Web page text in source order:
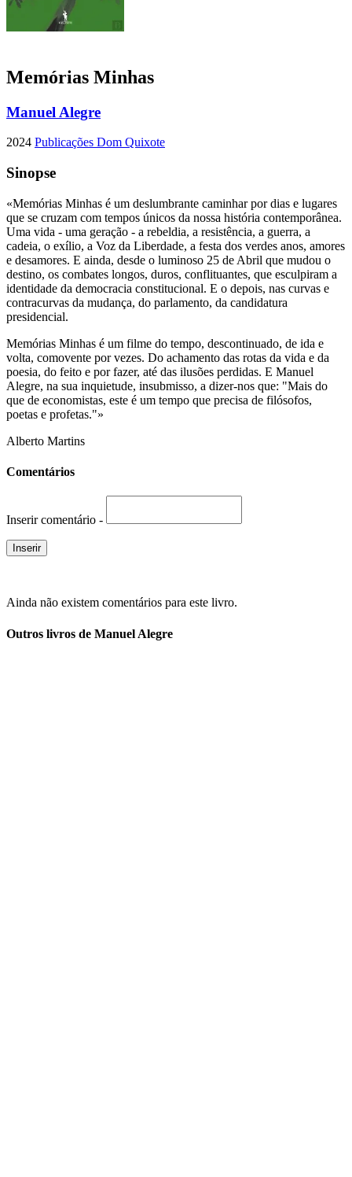
Memórias Minhas
Manuel Alegre
2024 Publicações Dom Quixote
Sinopse
«Memórias Minhas é um deslumbrante caminhar por dias e lugares
que se cruzam com tempos únicos da nossa história contemporânea.
Uma vida - uma geração - a rebeldia, a resistência, a guerra, a
cadeia, o exílio, a Voz da Liberdade, a festa dos verdes anos, amores
e desamores. E ainda, desde o luminoso 25 de Abril que mudou o
destino, os combates longos, duros, conflituantes, que esculpiram a
identidade da democracia constitucional. E o depois, nas curvas e
contracurvas da mudança, do parlamento, da candidatura
presidencial.
Memórias Minhas é um filme do tempo, descontinuado, de ida e
volta, comovente por vezes. Do achamento das rotas da vida e da
poesia, do feito e por fazer, até das ilusões perdidas. E Manuel
Alegre, na sua inquietude, insubmisso, a dizer-nos que: "Mais do
que de economistas, este é um tempo que precisa de filósofos,
poetas e profetas."»
Alberto Martins
Comentários
Inserir comentário -
Ainda não existem comentários para este livro.
Outros livros de Manuel Alegre